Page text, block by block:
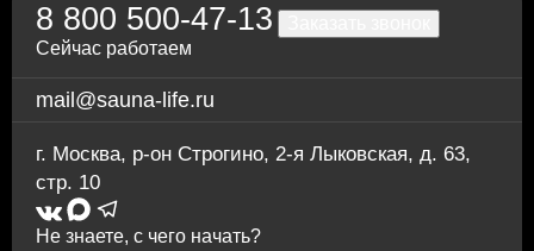
8 800 500-47-13
Сейчас работаем
mail@sauna-life.ru
г. Москва, р-он Строгино, 2-я Лыковская, д. 63,
стр. 10
Не знаете, с чего начать?